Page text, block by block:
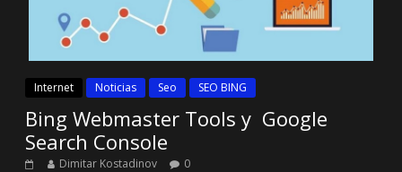
Internet Noticias Seo SEO BING
Bing Webmaster Tools y Google
Search Console
Dimitar Kostadinov 0